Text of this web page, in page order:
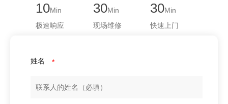
10Min
极速响应
30Min
现场维修
30Min
快速上门
姓名 *